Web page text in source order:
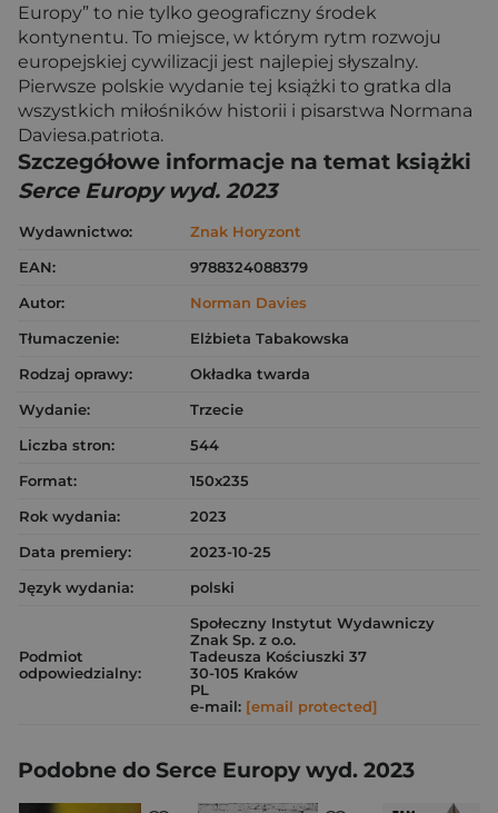
Europy” to nie tylko geograficzny środek
kontynentu. To miejsce, w którym rytm rozwoju
europejskiej cywilizacji jest najlepiej słyszalny.
Pierwsze polskie wydanie tej książki to gratka dla
wszystkich miłośników historii i pisarstwa Normana
Daviesa.patriota.
Szczegółowe informacje na temat książki
Serce Europy wyd. 2023
Wydawnictwo:
Znak Horyzont
EAN:
9788324088379
Autor:
Norman Davies
Tłumaczenie:
Elżbieta Tabakowska
Rodzaj oprawy:
Okładka twarda
Wydanie:
Trzecie
Liczba stron:
544
Format:
150x235
Rok wydania:
2023
Data premiery:
2023-10-25
Język wydania:
polski
Podmiot
odpowiedzialny:
Społeczny Instytut Wydawniczy
Znak Sp. z o.o.
Tadeusza Kościuszki 37
30-105 Kraków
PL
e-mail: [email protected]
Podobne do Serce Europy wyd. 2023